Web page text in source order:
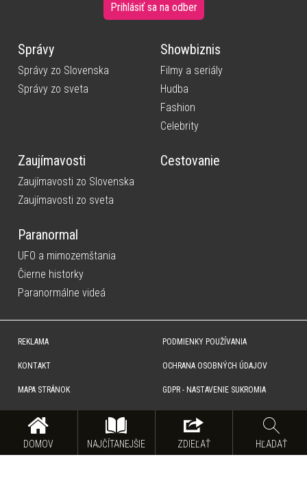
DOMOV NAJČÍTANEJŠIE ZDIEĽAŤ HĽADAŤ
Prihlásiť sa na odber
Správy
Správy zo Slovenska
Správy zo sveta
Showbiznis
Filmy a seriály
Hudba
Fashion
Celebrity
Zaujímavosti
Zaujímavosti zo Slovenska
Zaujímavosti zo sveta
Cestovanie
Paranormal
UFO a mimozemštania
Čierne historky
Paranormálne videá
REKLAMA
KONTAKT
MAPA STRÁNOK
PODMIENKY POUŽÍVANIA
OCHRANA OSOBNÝCH ÚDAJOV
GDPR - NASTAVENIE SUKROMIA
súhlas na rozmnožovanie, šírenie a na verejný prenos obsahu. Na tejto stránke môžu byť umiestnené reklamné
odkazy, alebo reklamné produkty.